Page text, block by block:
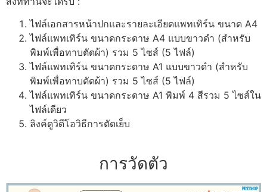
ไฟล์เอกสารหน้าปกและรายละเอียดแพทเทิร์น ขนาด A4
ไฟล์แพทเทิร์น ขนาดกระดาษ A4 แบบขาวดำ (สำหรับ
พิมพ์เพื่อทาบตัดผ้า) รวม 5 ไซส์ (5 ไฟล์)
ไฟล์แพทเทิร์น ขนาดกระดาษ A1 แบบขาวดำ (สำหรับ
พิมพ์เพื่อทาบตัดผ้า) รวม 5 ไซส์ (5 ไฟล์)
ไฟล์แพทเทิร์น ขนาดกระดาษ A1 พิมพ์ 4 สีรวม 5 ไซส์ใน
ไฟล์เดียว
ลิงค์ดูวิดีโอวิธีการตัดเย็บ
การวัดตัว